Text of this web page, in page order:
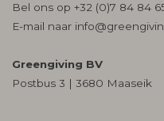
Bel ons op +32 (0)7 84 84
E-mail naar
Greengiving BV
Postbus 3 | 3680 Maaseik